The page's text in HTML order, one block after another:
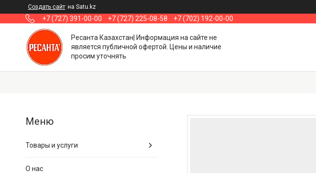
Создать сайт на Satu.kz
+7 (727) 391-00-00 +7 (727) 225-08-58 +7 (702) 192-00-00
Ресанта Казахстан| Информация на сайте не
является публичной офертой. Цены и наличие
просим уточнять
Товары и услуги
О нас